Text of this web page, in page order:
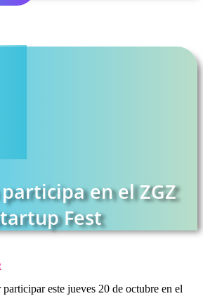
en el ZGZ
Fest
este jueves 20 de octubre en el